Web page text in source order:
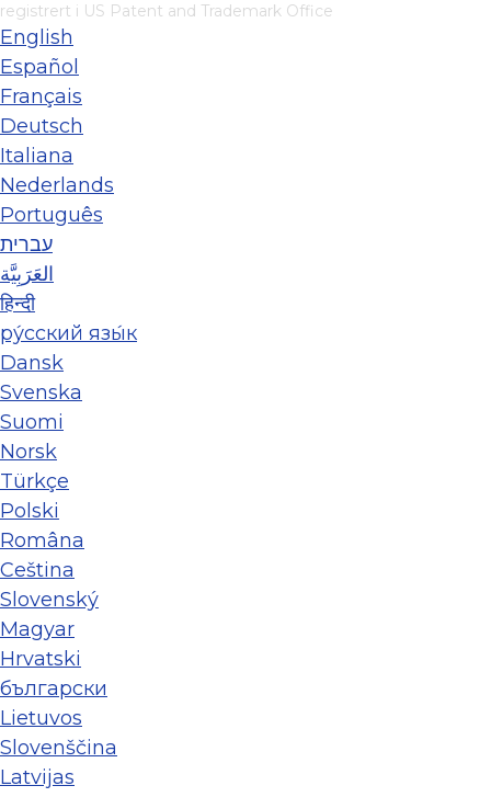
registrert i US Patent and Trademark Office
English
Español
Français
Deutsch
Italiana
Nederlands
Português
עברית
العَرَبِيَّة
हिन्दी
ру́сский язы́к
Dansk
Svenska
Suomi
Norsk
Türkçe
Polski
Româna
Ceština
Slovenský
Magyar
Hrvatski
български
Lietuvos
Slovenščina
Latvijas